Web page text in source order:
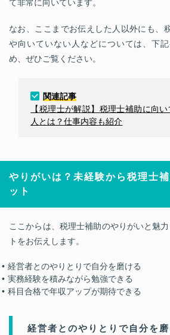
て非常に向いています。
なお、ここまでお伝えした人以外にも、
や向いていない人などについては、下
め、ぜひご覧ください。
関連記事
【税理士が解説】税理士補助に向
人とは？仕事内容も紹介
やりがいは？未経験から税理士
ット
ここからは、税理士補助のやりがいと魅
トをお伝えします。
経営者とのやりとりで自分を磨ける
実務経験を積みながら勉強できる
科目合格で年収アップが期待できる
経営者とのやりとりで自分を磨